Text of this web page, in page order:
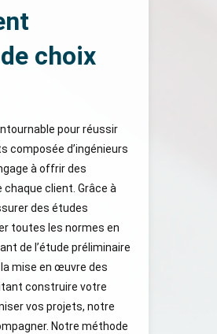
choix
pour réussir
composée d’ingénieurs
à offrir des
client. Grâce à
des études
toutes les normes en
de l’étude préliminaire
mise en œuvre des
construire votre
vos projets, notre
Notre méthode